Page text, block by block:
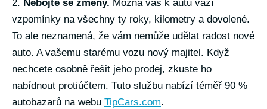
2. Nebojte se změny. Možná vás k autu váží
vzpomínky na všechny ty roky, kilometry a dovolené.
To ale neznamená, že vám nemůže udělat radost nové
auto. A vašemu starému vozu nový majitel. Když
nechcete osobně řešit jeho prodej, zkuste ho
nabídnout protiúčtem. Tuto službu nabízí téměř 90 %
autobazarů na webu TipCars.com.